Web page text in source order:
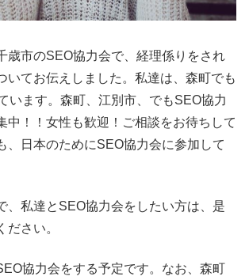
歳市のSEO協力会で、経理係りをされ
いてお伝えしました。私達は、森町でも
います。森町、江別市、でもSEO協力
中！！女性も歓迎！ご相談をお待ちして
、日本のためにSEO協力会に参加して
、私達とSEO協力会をしたい方は、是
ださい。
協力会をする予定です。なお、森町